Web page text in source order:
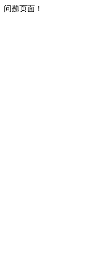
问题页面！